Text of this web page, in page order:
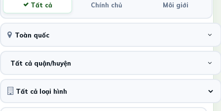
Tất cả Chính chủ Môi giới
Toàn quốc
Tất cả quận/huyện